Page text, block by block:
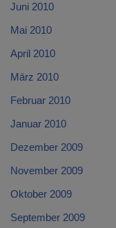
Juni 2010
Mai 2010
April 2010
März 2010
Februar 2010
Januar 2010
Dezember 2009
November 2009
Oktober 2009
September 2009